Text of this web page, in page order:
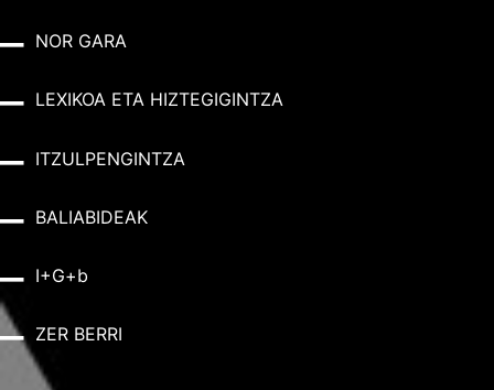
NOR GARA
LEXIKOA ETA HIZTEGIGINTZA
ITZULPENGINTZA
BALIABIDEAK
I+G+b
ZER BERRI